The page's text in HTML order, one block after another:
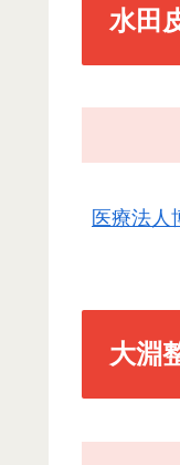
水田
医療法人
大淵